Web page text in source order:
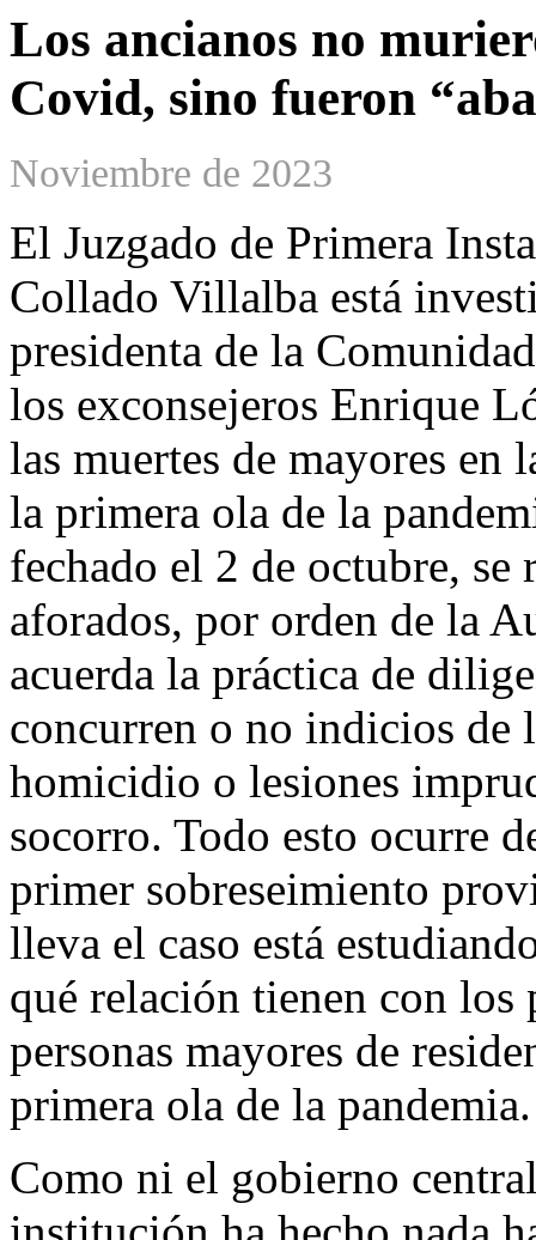
Los ancianos no
Covid, sino fueron
Noviembre de 2023
El Juzgado de Primera
Collado Villalba está
presidenta de la
los exconsejeros Enrique
las muertes de mayores en
la primera ola de la
fechado el 2 de octubre, se
aforados, por orden de la
acuerda la práctica de
concurren o no indicios de
homicidio o lesiones
socorro. Todo esto ocurre
primer sobreseimiento
lleva el caso está
qué relación tienen con
personas mayores de
primera ola de la pandemia.
Como ni el gobierno